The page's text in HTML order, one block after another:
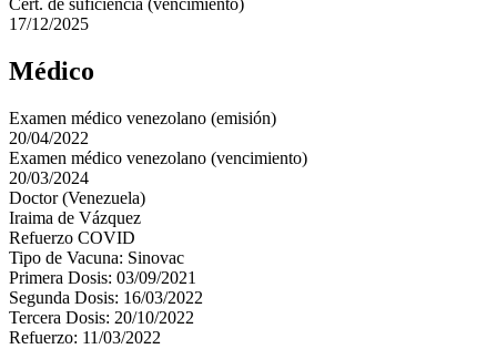
Cert. de suficiencia (vencimiento)
17/12/2025
Médico
Examen médico venezolano (emisión)
20/04/2022
Examen médico venezolano (vencimiento)
20/03/2024
Doctor (Venezuela)
Iraima de Vázquez
Refuerzo COVID
Tipo de Vacuna: Sinovac
Primera Dosis: 03/09/2021
Segunda Dosis: 16/03/2022
Tercera Dosis: 20/10/2022
Refuerzo: 11/03/2022